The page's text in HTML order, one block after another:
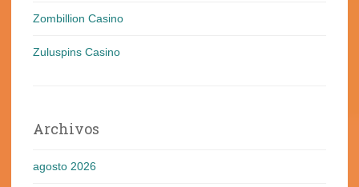
Zombillion Casino
Zuluspins Casino
Archivos
agosto 2026